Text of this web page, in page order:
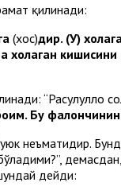
қилинади:
(хос)дир. (У)
хоҳлаган
“Расулуллоҳ
Бу
неъматидир.
дейди: